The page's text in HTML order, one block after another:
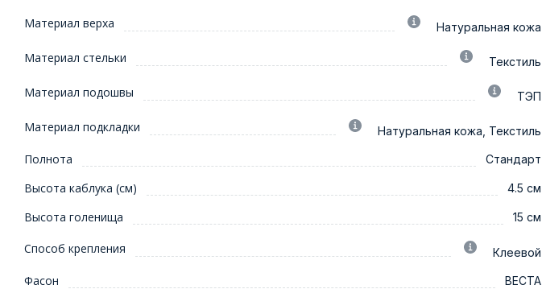
Материал верха Натуральная кожа
Материал стельки Текстиль
Материал подошвы ТЭП
Материал подкладки Натуральная кожа, Текстиль
Полнота Стандарт
Высота каблука (см) 4.5 см
Высота голенища 15 см
Способ крепления Клеевой
Фасон ВЕСТА